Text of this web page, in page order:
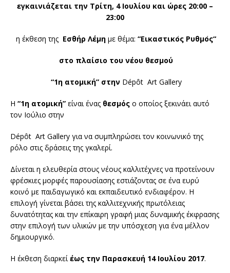
εγκαινιάζεται την Τρίτη, 4 Ιουλίου και ώρες 20:00 –
23:00
η έκθεση της Εσθήρ Λέμη με θέμα: “Eικαστικος Ρυθμος“
στο πλαίσιο του νέου θεσμού
“1η ατομική” στην Dépôt Art Gallery
Η “1η ατομική” είναι ένας θεσμός ο οποίος ξεκινάει αυτό
τον Ιούλιο στην
Dépôt Art Gallery για να συμπληρώσει τον κοινωνικό της
ρόλο στις δράσεις της γκαλερί.
Δίνεται η ελευθερία στους νέους καλλιτέχνες να προτείνουν
φρέσκιες μορφές παρουσίασης εστιάζοντας σε ένα ευρύ
κοινό με παιδαγωγικό και εκπαιδευτικό ενδιαφέρον. Η
επιλογή γίνεται βάσει της καλλιτεχνικής πρωτόλειας
δυνατότητας και την επίκαιρη γραφή μιας δυναμικής έκφρασης
στην επιλογή των υλικών με την υπόσχεση για ένα μέλλον
δημιουργικό.
Η έκθεση διαρκεί έως την Παρασκευή 14 Ιουλίου 2017.